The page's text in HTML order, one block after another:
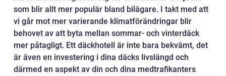
som blir allt mer populär bland bilägare. I takt med att
vi går mot mer varierande klimatförändringar blir
behovet av att byta mellan sommar- och vinterdäck
mer påtagligt. Ett däckhotell är inte bara bekvämt, det
är även en investering i dina däcks livslängd och
därmed en aspekt av din och dina medtrafikanters